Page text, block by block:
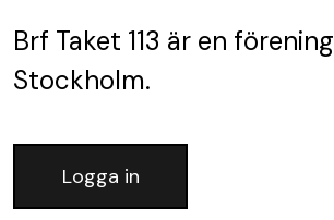
Brf Taket 113 är en förening
Stockholm.
Logga in